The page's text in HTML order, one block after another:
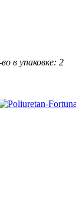
в упаковке: 2